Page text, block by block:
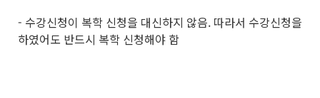
- 수강신청이 복학 신청을 대신하지 않음. 따라서 수강신청을
하였어도 반드시 복학 신청해야 함